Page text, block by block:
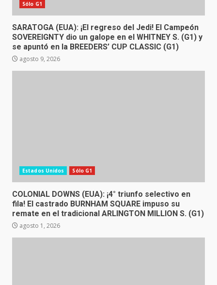
Sólo G1
SARATOGA (EUA): ¡El regreso del Jedi! El Campeón
SOVEREIGNTY dio un galope en el WHITNEY S. (G1) y
se apuntó en la BREEDERS’ CUP CLASSIC (G1)
agosto 9, 2026
Estados Unidos Sólo G1
COLONIAL DOWNS (EUA): ¡4° triunfo selectivo en
fila! El castrado BURNHAM SQUARE impuso su
remate en el tradicional ARLINGTON MILLION S. (G1)
agosto 1, 2026